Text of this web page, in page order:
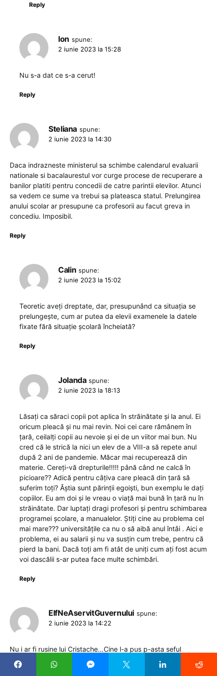
Reply
Ion spune:
2 iunie 2023 la 15:28
Nu s-a dat ce s-a cerut!
Reply
Steliana spune:
2 iunie 2023 la 14:30
Daca indrazneste ministerul sa schimbe calendarul evaluarii
nationale si bacalaurestul vor curge procese de recuperare a
banilor platiti pentru concedii de catre parintii elevilor. Atunci
sa vedem ce sume va trebui sa plateasca statul. Prelungirea
anului scolar ar presupune ca profesorii au facut greva in
concediu. Imposibil.
Reply
Calin spune:
2 iunie 2023 la 15:02
Teoretic aveți dreptate, dar, presupunând ca situația se
prelungește, cum ar putea da elevii examenele la datele
fixate fără situație școlară încheiată?
Reply
Jolanda spune:
2 iunie 2023 la 18:13
Lăsați ca săraci copii pot aplica în străinătate și la anul. Ei
oricum pleacă și nu mai revin. Noi cei care rămânem în
țară, ceilalți copii au nevoie și ei de un viitor mai bun. Nu
cred că le strică la nici un elev de a VIII-a să repete anul
după 2 ani de pandemie. Măcar mai recuperează din
materie. Cereți-vă drepturile!!!!! până când ne calcă în
picioare?? Adică pentru câțiva care pleacă din țară să
suferim toți? Ăștia sunt părinții egoiști, bun exemplu le dați
copiilor. Eu am doi și le vreau o viață mai bună în țară nu în
străinătate. Dar luptați dragi profesori și pentru schimbarea
programei școlare, a manualelor. Știți cine au problema cel
mai mare??? universitățile ca nu o să aibă anul întâi . Aici e
problema, ei au salarii și nu va susțin cum trebe, pentru că
pierd la bani. Dacă toți am fi atât de uniți cum ați fost acum
voi dascălii s-ar putea face multe schimbări.
Reply
ElfNeAservitGuvernului spune:
2 iunie 2023 la 14:22
Nu i ar fi rusine lui Cristache…Cine l-a pus p-asta seful
parintilor? Asa deci…Ati vazut ce transmite in numele
parintilor? Ca am primit ce am cerut la revendicari si ca acum